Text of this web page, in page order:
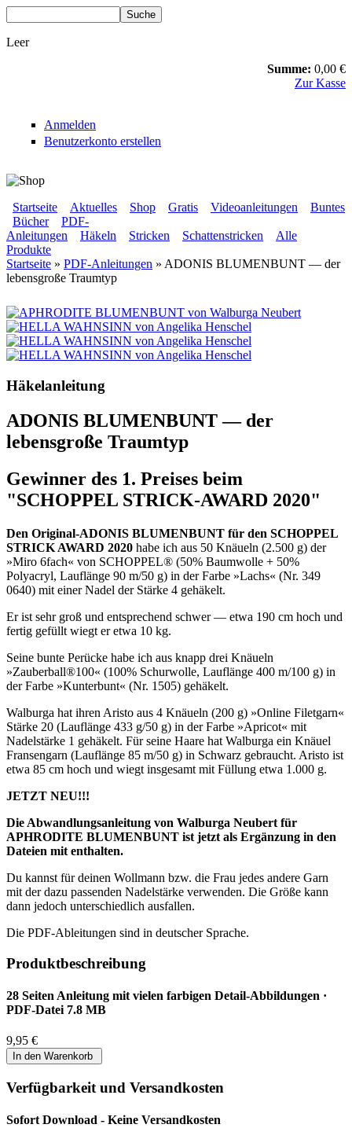
Leer
Summe: 0,00 €
Zur Kasse
Anmelden
Benutzerkonto erstellen
BLUMENBUNT VERLAG
Sekundärmenü
Startseite Aktuelles Shop Gratis Videoanleitungen Buntes
Hauptmenü
Bücher
PDF-
Anleitungen
Häkeln Stricken Schattenstricken
Alle
Produkte
Sie sind hier
Startseite » PDF-Anleitungen » ADONIS BLUMENBUNT — der
lebensgroße Traumtyp
Häkelanleitung
ADONIS BLUMENBUNT — der
lebensgroße Traumtyp
Gewinner des 1. Preises beim
"SCHOPPEL STRICK-AWARD 2020"
Den Original-ADONIS BLUMENBUNT für den SCHOPPEL
STRICK AWARD 2020 habe ich aus 50 Knäueln (2.500 g) der
»Miro 6fach« von SCHOPPEL® (50% Baumwolle + 50%
Polyacryl, Lauflänge 90 m/50 g) in der Farbe »Lachs« (Nr. 349
0640) mit einer Nadel der Stärke 4 gehäkelt.
Er ist sehr groß und entsprechend schwer — etwa 190 cm hoch und
fertig gefüllt wiegt er etwa 10 kg.
Seine bunte Perücke habe ich aus knapp drei Knäueln
»Zauberball®100« (100% Schurwolle, Lauflänge 400 m/100 g) in
der Farbe »Kunterbunt« (Nr. 1505) gehäkelt.
Walburga hat ihren Aristo aus 4 Knäueln (200 g) »Online Filetgarn«
Stärke 20 (Lauflänge 433 g/50 g) in der Farbe »Apricot« mit
Nadelstärke 1 gehäkelt. Für seine Haare hat Walburga ein Knäuel
Fransengarn (Lauflänge 85 m/50 g) in Schwarz gebraucht. Aristo ist
etwa 85 cm hoch und wiegt insgesamt mit Füllung etwa 1.000 g.
JETZT NEU!!!
Die Abwandlungsanleitung von Walburga Neubert für
APHRODITE BLUMENBUNT ist jetzt als Ergänzung in den
Dateien mit enthalten.
Du kannst für deinen Wollmann bzw. die Frau jedes andere Garn
mit der dazu passenden Nadelstärke verwenden. Die Größe kann
dann jedoch unterschiedlich ausfallen.
Die PDF-Ableitungen sind in deutscher Sprache.
Produktbeschreibung
28 Seiten Anleitung mit vielen farbigen Detail-Abbildungen ·
PDF-Datei 7.8 MB
9,95 €
Verfügbarkeit und Versandkosten
Sofort Download - Keine Versandkosten